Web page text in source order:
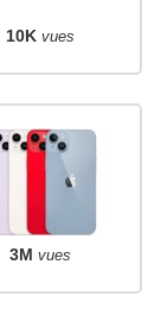
10K vues
3M vues